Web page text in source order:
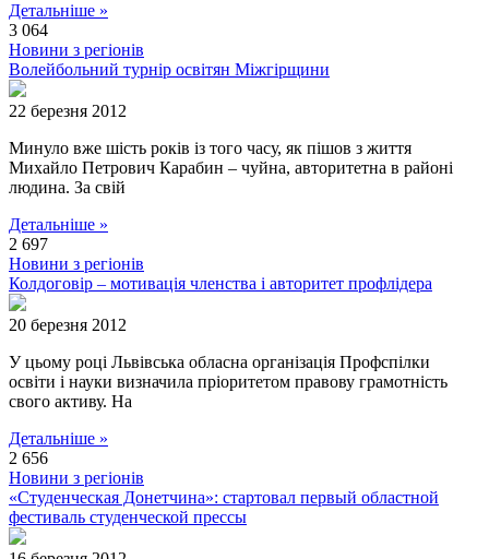
Детальніше »
3 064
Новини з регіонів
Волейбольний турнір освітян Міжгірщини
22 березня 2012
Минуло вже шість років із того часу, як пішов з життя
Михайло Петрович Карабин – чуйна, авторитетна в районі
людина. За свій
Детальніше »
2 697
Новини з регіонів
Колдоговір – мотивація членства і авторитет профлідера
20 березня 2012
У цьому році Львівська обласна організація Профспілки
освіти і науки визначила пріоритетом правову грамотність
свого активу. На
Детальніше »
2 656
Новини з регіонів
«Студенческая Донетчина»: стартовал первый областной
фестиваль студенческой прессы